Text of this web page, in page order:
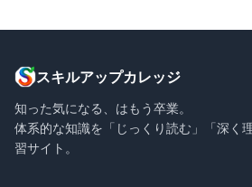
スキルアップカレッジ
知った気になる、はもう卒業。
体系的な知識を「じっくり読む」「深く
習サイト。